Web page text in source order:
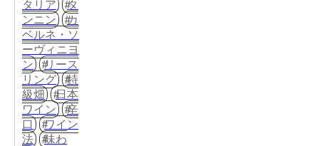
タリア
タ
ンニン
カ
ベルネ・ソ
ーヴィニヨ
ン
リース
リング
特
級畑
日本
ワイン
辛
口
ワイン
法
味わ